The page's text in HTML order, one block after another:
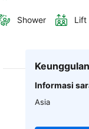
Shower Lift
Informasi
Asia